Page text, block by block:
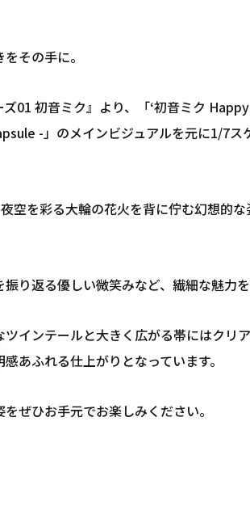
その手に。
ズ01 初音ミク』より、「‘初音ミク
-」のメインビジュアルを元に1/7ス
空を彩る大輪の花火を背に佇む幻想的
り返る優しい微笑みなど、繊細な魅力を
インテールと大きく広がる帯にはクリ
あふれる仕上がりとなっています。
ぜひお手元でお楽しみください。